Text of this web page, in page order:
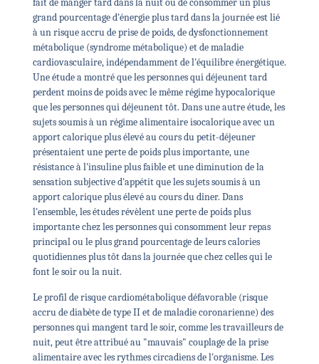
fait de manger tard dans la nuit ou de consommer un plus
grand pourcentage d'énergie plus tard dans la journée est lié
à un risque accru de prise de poids, de dysfonctionnement
métabolique (syndrome métabolique) et de maladie
cardiovasculaire, indépendamment de l'équilibre énergétique.
Une étude a montré que les personnes qui déjeunent tard
perdent moins de poids avec le même régime hypocalorique
que les personnes qui déjeunent tôt. Dans une autre étude, les
sujets soumis à un régime alimentaire isocalorique avec un
apport calorique plus élevé au cours du petit-déjeuner
présentaient une perte de poids plus importante, une
résistance à l'insuline plus faible et une diminution de la
sensation subjective d'appétit que les sujets soumis à un
apport calorique plus élevé au cours du dîner. Dans
l'ensemble, les études révèlent une perte de poids plus
importante chez les personnes qui consomment leur repas
principal ou le plus grand pourcentage de leurs calories
quotidiennes plus tôt dans la journée que chez celles qui le
font le soir ou la nuit.
Le profil de risque cardiométabolique défavorable (risque
accru de diabète de type II et de maladie coronarienne) des
personnes qui mangent tard le soir, comme les travailleurs de
nuit, peut être attribué au "mauvais" couplage de la prise
alimentaire avec les rythmes circadiens de l'organisme. Les